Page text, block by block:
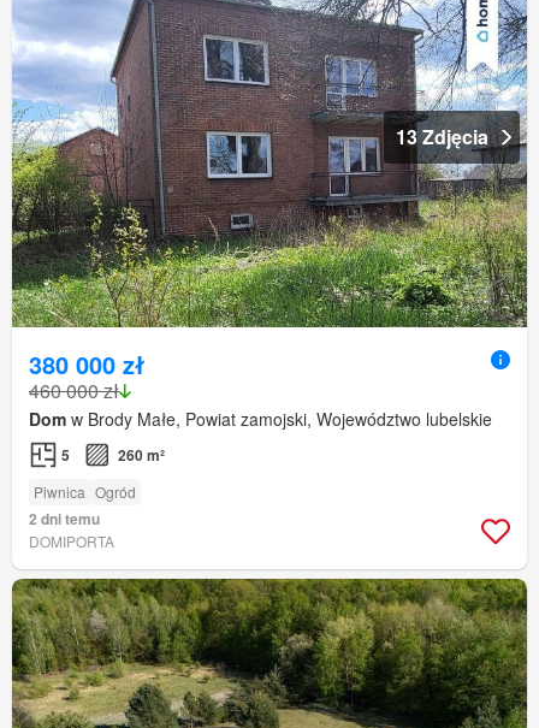
13 Zdjęcia
380 000 zł
460 000 zł
Dom w Brody Małe, Powiat zamojski, Województwo lubelskie
5 260 m²
Piwnica Ogród
2 dni temu
DOMIPORTA